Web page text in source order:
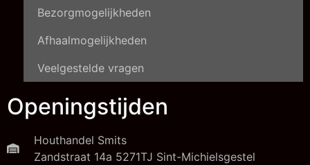
Bezorgmogelijkheden
Afhaalmogelijkheden
Veelgestelde vragen
Openingstijden
Houthandel Smits
Zandstraat 14a 5271TJ Sint-Michielsgestel